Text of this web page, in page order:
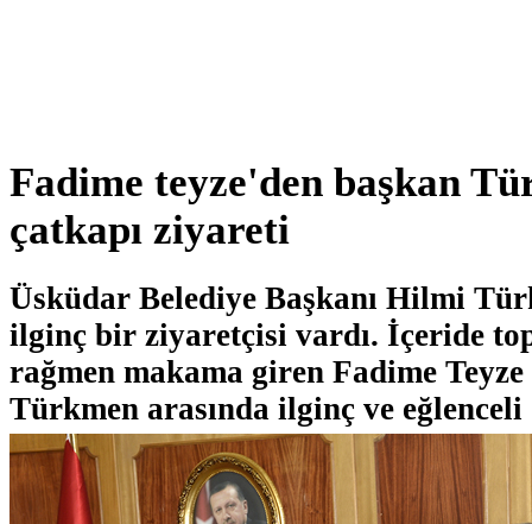
Fadime teyze'den başkan
çatkapı ziyareti
Üsküdar Belediye Başkanı Hilmi
ilginç bir ziyaretçisi vardı. İçeride
rağmen makama giren Fadime
Türkmen arasında ilginç ve